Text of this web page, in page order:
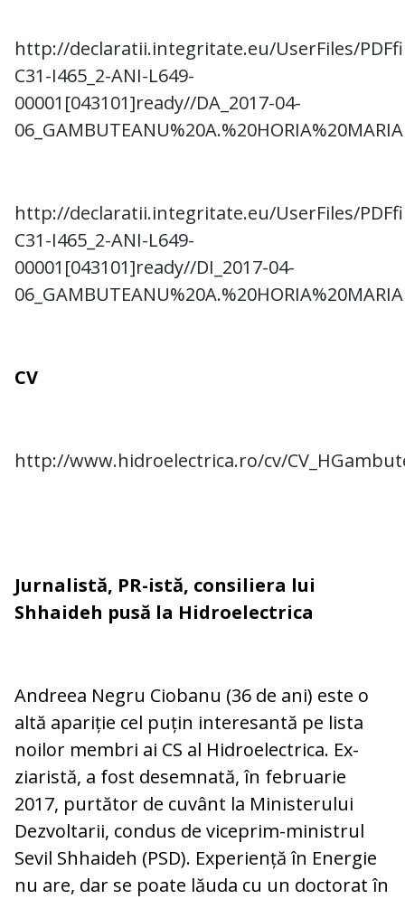
http://declaratii.integritate.eu/UserFiles/
C31-I465_2-ANI-L649-
00001[043101]ready//DA_2017-04-
http://declaratii.integritate.eu/UserFiles/
C31-I465_2-ANI-L649-
00001[043101]ready//DI_2017-04-
CV
http://www.hidroelectrica.ro/cv/
Jurnalistă, PR-istă, consiliera lui
Shhaideh pusă la Hidroelectrica
Andreea Negru Ciobanu (36 de ani) este o
altă apariție cel puțin interesantă pe lista
noilor membri ai CS al Hidroelectrica. Ex-
ziaristă, a fost desemnată, în februarie
2017, purtător de cuvânt la Ministerului
Dezvoltarii, condus de viceprim-ministrul
Sevil Shhaideh (PSD). Experiență în Energie
nu are, dar se poate lăuda cu un doctorat în